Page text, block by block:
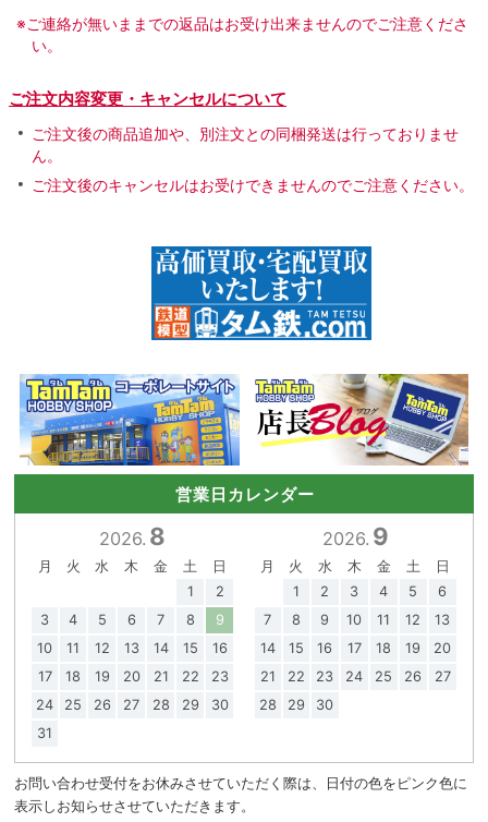
※ご連絡が無いままでの返品はお受け出来ませんのでご注意くださ
い。
ご注文内容変更・キャンセルについて
ご注文後の商品追加や、別注文との同梱発送は行っておりませ
ん。
ご注文後のキャンセルはお受けできませんのでご注意ください。
営業日カレンダー
2026. 8
月 火 水 木 金 土
日
1
2
3
4 5 6 7 8
9
10
11 12 13 14 15
16
17
18 19 20 21 22
23
24
25 26 27 28 29
30
31
2026. 9
月 火 水 木 金 土
日
1
2 3 4 5
6
7
8 9 10 11 12
13
14
15 16 17 18 19
20
21
22 23 24 25 26
27
28
29 30
お問い合わせ受付をお休みさせていただく際は、日付の色をピンク色に
表示しお知らせさせていただきます。